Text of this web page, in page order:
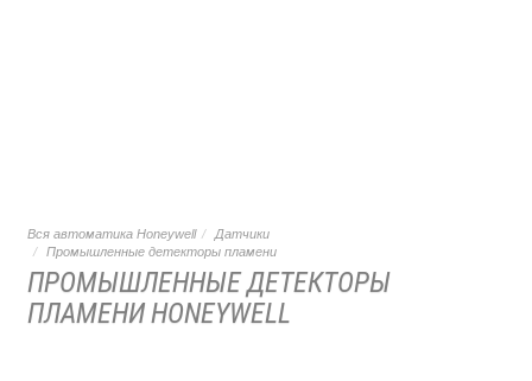
Вся автоматика Honeywell
Датчики
Промышленные детекторы пламени
ПРОМЫШЛЕННЫЕ ДЕТЕКТОРЫ
ПЛАМЕНИ HONEYWELL